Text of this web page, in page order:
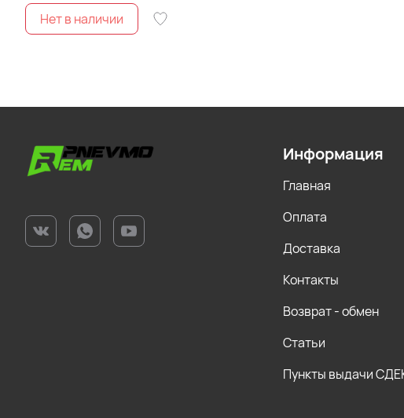
Информация
Главная
Оплата
Доставка
Контакты
Возврат - обмен
Статьи
Пункты выдачи